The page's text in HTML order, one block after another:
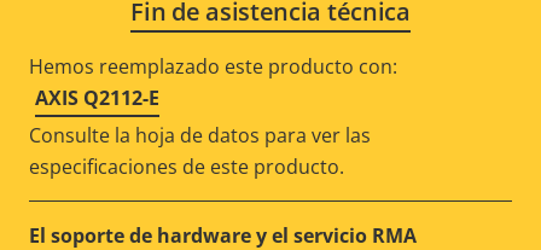
Fin de asistencia técnica
Hemos reemplazado este producto con:
AXIS Q2112-E
Consulte la hoja de datos para ver las
especificaciones de este producto.
El soporte de hardware y el servicio RMA